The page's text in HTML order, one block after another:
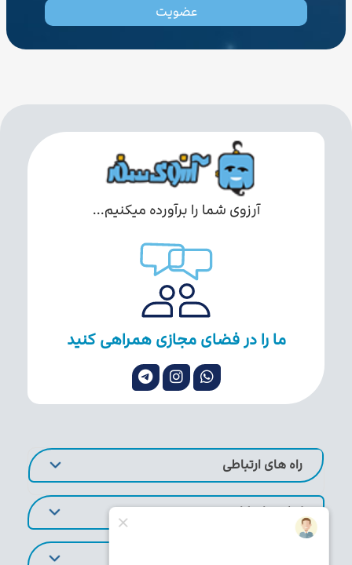
عضویت
آرزوی شما را برآورده میکنیم...
ما را در فضای مجازی همراهی کنید
راه های ارتباطی
لینک های کاربردی